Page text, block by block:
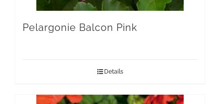
Pelargonie Balcon Pink
Details